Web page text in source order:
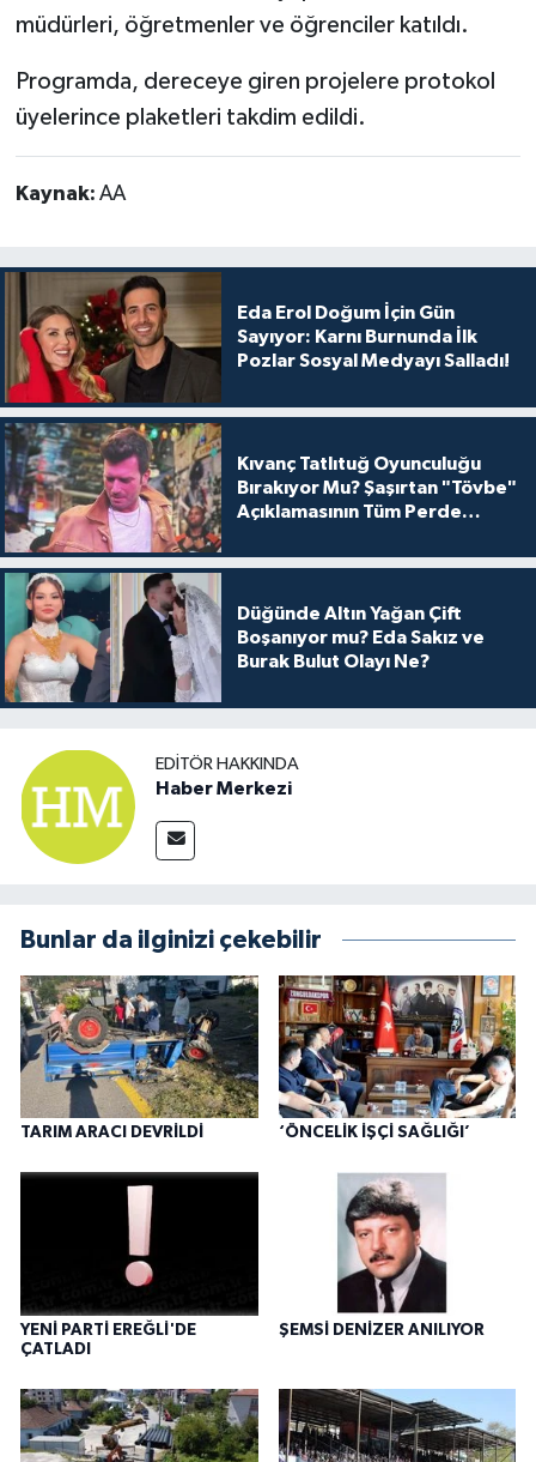
müdürleri, öğretmenler ve öğrenciler katıldı.
Programda, dereceye giren projelere protokol
üyelerince plaketleri takdim edildi.
Kaynak: AA
Eda Erol Doğum İçin Gün
Sayıyor: Karnı Burnunda İlk
Pozlar Sosyal Medyayı Salladı!
Kıvanç Tatlıtuğ Oyunculuğu
Bırakıyor Mu? Şaşırtan "Tövbe"
Açıklamasının Tüm Perde
Düğünde Altın Yağan Çift
Boşanıyor mu? Eda Sakız ve
Burak Bulut Olayı Ne?
EDITÖR HAKKINDA
Haber Merkezi
Bunlar da ilginizi çekebilir
TARIM ARACI DEVRİLDİ ‘ÖNCELİK İŞÇİ SAĞLIĞI’
YENİ PARTİ EREĞLİ'DE
ÇATLADI
ŞEMSİ DENİZER ANILIYOR